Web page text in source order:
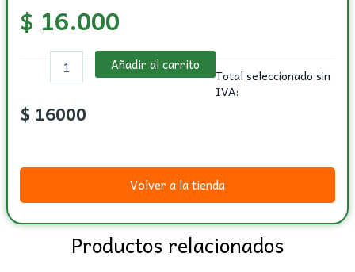
$ 16.000
de
500
Añadir al carrito
Total seleccionado sin
IVA:
$ 16000
Volver a la tienda
Productos relacionados